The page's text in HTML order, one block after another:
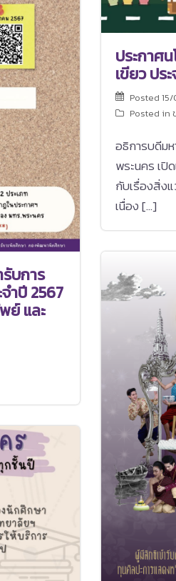
บการ
ำปี 2567
ย์ และ
ประกาศ
เขียว ปร
Posted
Posted in
อธิการบดีม
พระนคร เปิ
กับเรื่องสิ่ง
เนื่อง […]